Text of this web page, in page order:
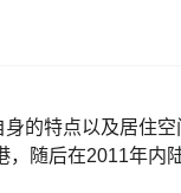
特点以及居住空
随后在2011年内